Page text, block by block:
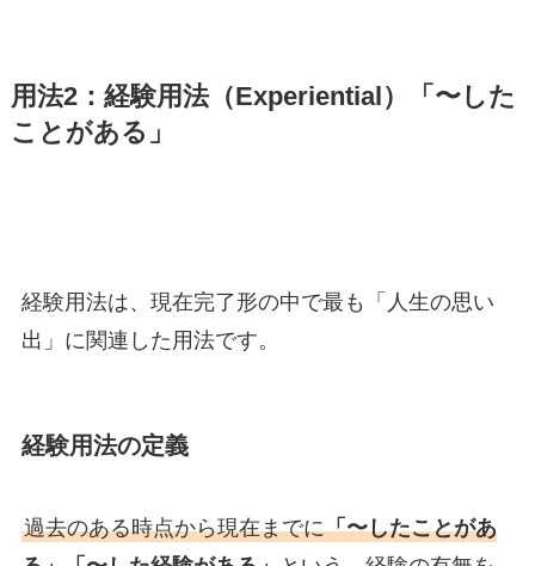
用法2：経験用法（Experiential）「〜した
ことがある」
経験用法は、現在完了形の中で最も「人生の思い
出」に関連した用法です。
経験用法の定義
過去のある時点から現在までに「〜したことがあ